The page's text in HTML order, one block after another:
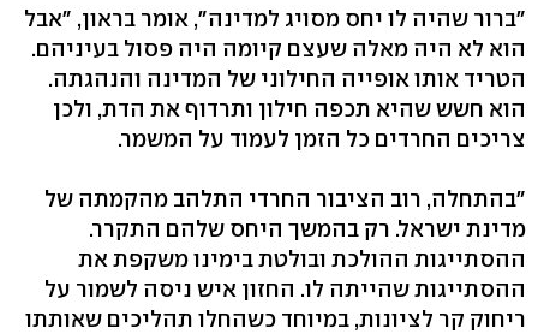
"ברור שהיה לו יחס מסויג למדינה", אומר בראון, "אבל
הוא לא היה מאלה שעצם קיומה היה פסול בעיניהם.
הטריד אותו אופייה החילוני של המדינה והנהגתה.
הוא חשש שהיא תכפה חילון ותרדוף את הדת, ולכן
צריכים החרדים כל הזמן לעמוד על המשמר.
"בהתחלה, רוב הציבור החרדי התלהב מהקמתה של
מדינת ישראל. רק בהמשך היחס שלהם התקרר.
ההסתייגות ההולכת ובולטת בימינו משקפת את
ההסתייגות שהייתה לו. החזון איש ניסה לשמור על
ריחוק קר לציונות, במיוחד כשהחלו תהליכים שאותתו